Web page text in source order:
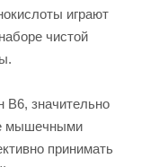
играют
чистой
B6, значительно
мышечными
принимать